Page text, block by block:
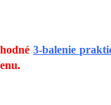
3-balenie